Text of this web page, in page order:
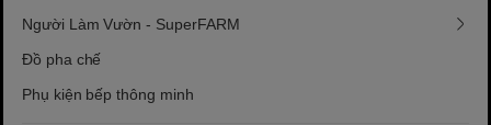
Người Làm Vườn - SuperFARM
Đồ pha chế
Phụ kiện bếp thông minh